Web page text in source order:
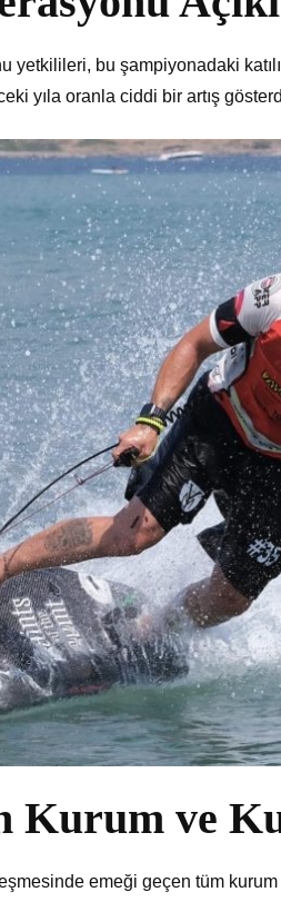
yetkilileri, bu şampiyonadaki
yıla oranla ciddi bir artış
Kurum ve
emeği geçen tüm